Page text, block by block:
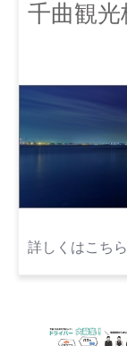
千曲観光
詳しくはこち